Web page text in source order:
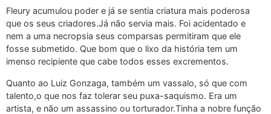
Fleury acumulou poder e já se sentia criatura mais poderosa
que os seus criadores.Já não servia mais. Foi acidentado e
nem a uma necropsia seus comparsas permitiram que ele
fosse submetido. Que bom que o lixo da história tem um
imenso recipiente que cabe todos esses excrementos.
Quanto ao Luiz Gonzaga, também um vassalo, só que com
talento,o que nos faz tolerar seu puxa-saquismo. Era um
artista, e não um assassino ou torturador.Tinha a nobre função